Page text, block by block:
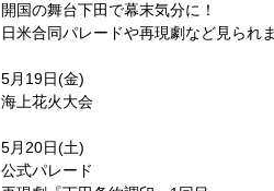
開国の舞台下田で幕末気分に！
日米合同パレードや再現劇など見られ
5月19日(金)
海上花火大会
5月20日(土)
公式パレード